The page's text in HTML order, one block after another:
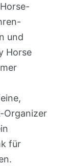
und
Horse
Organizer
für